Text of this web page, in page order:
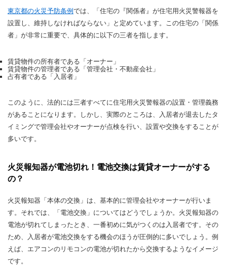
東京都の火災予防条例 では、「住宅の『関係者』が住宅用火災警報器を
設置し、維持しなければならない」と定めています。この住宅の「関係
者」が非常に重要で、具体的に以下の三者を指します。
賃貸物件の所有者である「オーナー」
賃貸物件の管理者である「管理会社・不動産会社」
占有者である「入居者」
このように、法的には三者すべてに住宅用火災警報器の設置・管理義務
があることになります。しかし、実際のところは、入居者が退去したタ
イミングで管理会社やオーナーが点検を行い、設置や交換をすることが
多いです。
火災報知器が電池切れ！電池交換は賃貸オーナーがする
の？
火災報知器「本体の交換」は、基本的に管理会社やオーナーが行いま
す。それでは、「電池交換」についてはどうでしょうか。火災報知器の
電池が切れてしまったとき、一番初めに気がつくのは入居者です。その
ため、入居者が電池交換をする機会のほうが圧倒的に多いでしょう。例
えば、エアコンのリモコンの電池が切れたから交換するようなイメージ
です。